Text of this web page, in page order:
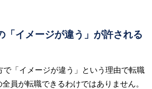
「イメージが違う」が許される
で「イメージが違う」という理由で転職
員が転職できるわけではありません。